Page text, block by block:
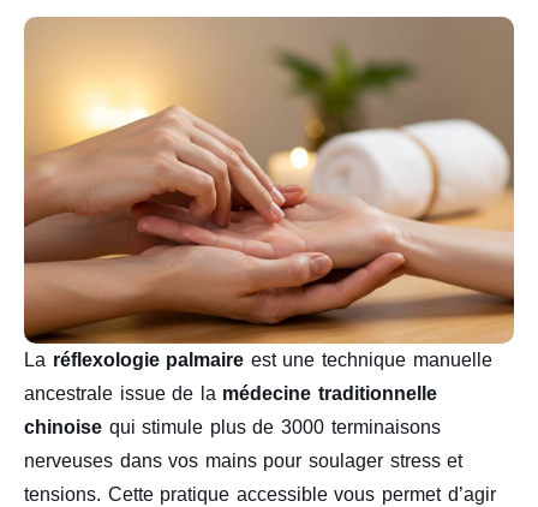
La réflexologie palmaire est une technique manuelle
ancestrale issue de la médecine traditionnelle
chinoise qui stimule plus de 3000 terminaisons
nerveuses dans vos mains pour soulager stress et
tensions. Cette pratique accessible vous permet d’agir